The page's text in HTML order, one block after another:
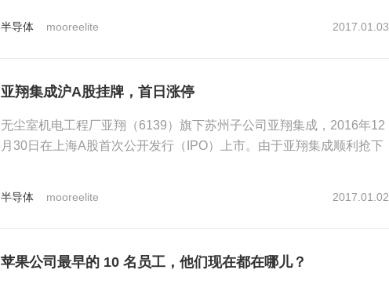
半导体 mooreelite 2017.01.03
亚翔集成沪A股挂牌，首日涨停
无尘室机电工程厂亚翔（6139）旗下苏州子公司亚翔集成，2016年12
月30日在上海A股首次公开发行（IPO）上市。由于亚翔集成顺利抢下
半导体 mooreelite 2017.01.02
苹果公司最早的 10 名员工，他们现在都在哪儿？